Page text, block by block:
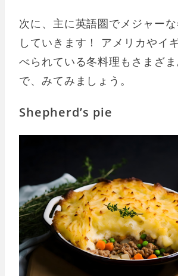
次に、主に英語圏でメジャー
していきます！ アメリカやイ
べられている冬料理もさまざ
で、みてみましょう。
Shepherd’s pie